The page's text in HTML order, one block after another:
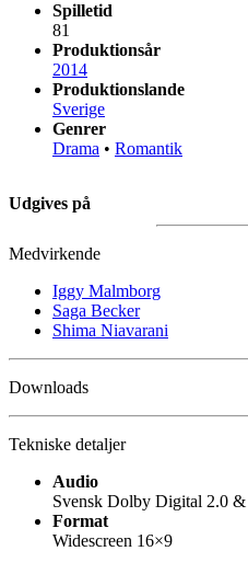
Spilletid
81
Produktionsår
2014
Produktionslande
Sverige
Genrer
Drama • Romantik
Udgives på
Medvirkende
Iggy Malmborg
Saga Becker
Shima Niavarani
Downloads
Tekniske detaljer
Audio
Svensk Dolby Digital 2.0 &
Format
Widescreen 16×9